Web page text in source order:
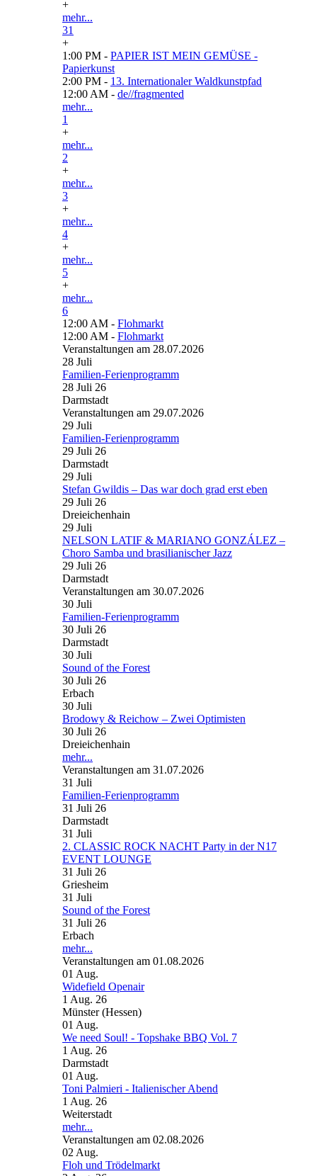
+
mehr...
31
+
1:00 PM - PAPIER IST MEIN GEMÜSE -
Papierkunst
2:00 PM - 13. Internationaler Waldkunstpfad
12:00 AM - de//fragmented
mehr...
1
+
mehr...
2
+
mehr...
3
+
mehr...
4
+
mehr...
5
+
mehr...
6
12:00 AM - Flohmarkt
12:00 AM - Flohmarkt
Veranstaltungen am 28.07.2026
28 Juli
Familien-Ferienprogramm
28 Juli 26
Darmstadt
Veranstaltungen am 29.07.2026
29 Juli
Familien-Ferienprogramm
29 Juli 26
Darmstadt
29 Juli
Stefan Gwildis – Das war doch grad erst eben
29 Juli 26
Dreieichenhain
29 Juli
NELSON LATIF & MARIANO GONZÁLEZ –
Choro Samba und brasilianischer Jazz
29 Juli 26
Darmstadt
Veranstaltungen am 30.07.2026
30 Juli
Familien-Ferienprogramm
30 Juli 26
Darmstadt
30 Juli
Sound of the Forest
30 Juli 26
Erbach
30 Juli
Brodowy & Reichow – Zwei Optimisten
30 Juli 26
Dreieichenhain
mehr...
Veranstaltungen am 31.07.2026
31 Juli
Familien-Ferienprogramm
31 Juli 26
Darmstadt
31 Juli
2. CLASSIC ROCK NACHT Party in der N17
EVENT LOUNGE
31 Juli 26
Griesheim
31 Juli
Sound of the Forest
31 Juli 26
Erbach
mehr...
Veranstaltungen am 01.08.2026
01 Aug.
Widefield Openair
1 Aug. 26
Münster (Hessen)
01 Aug.
We need Soul! - Topshake BBQ Vol. 7
1 Aug. 26
Darmstadt
01 Aug.
Toni Palmieri - Italienischer Abend
1 Aug. 26
Weiterstadt
mehr...
Veranstaltungen am 02.08.2026
02 Aug.
Floh und Trödelmarkt